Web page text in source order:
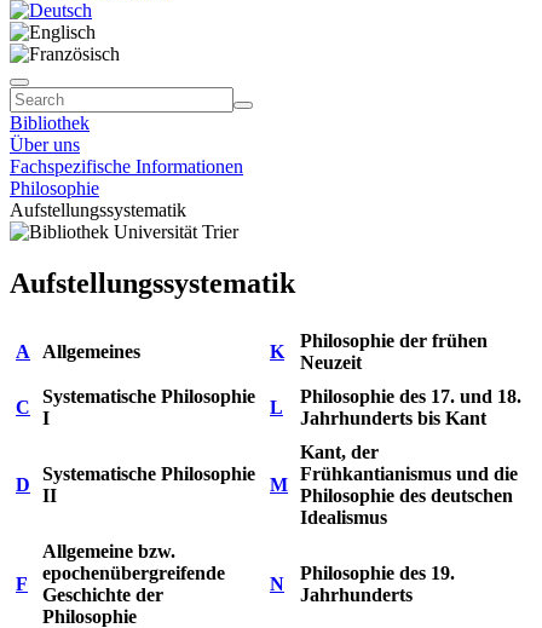
Bibliothek
Über uns
Fachspezifische Informationen
Philosophie
Aufstellungssystematik
Aufstellungssystematik
A Allgemeines K
Philosophie der frühen
Neuzeit
C
Systematische Philosophie
I
L
Philosophie des 17. und 18.
Jahrhunderts bis Kant
D
Systematische Philosophie
II
M
Kant, der
Frühkantianismus und die
Philosophie des deutschen
Idealismus
F
Allgemeine bzw.
epochenübergreifende
Geschichte der
Philosophie
N
Philosophie des 19.
Jahrhunderts